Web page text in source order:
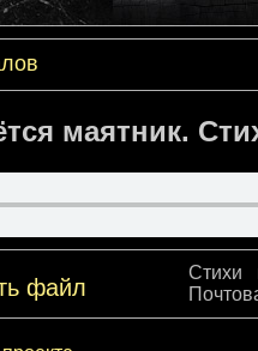
маятник.
файл
Стихи